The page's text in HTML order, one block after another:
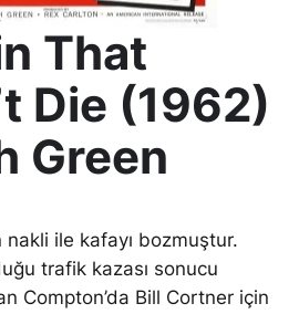
That
Die (1962)
Green
ile kafayı bozmuştur.
trafik kazası sonucu
Compton’da Bill Cortner için